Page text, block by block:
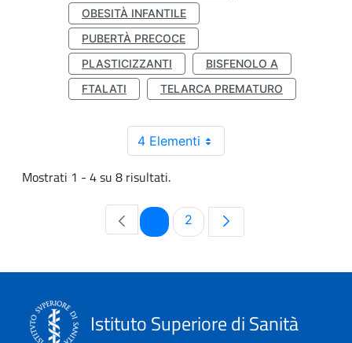
OBESITÀ INFANTILE
PUBERTÀ PRECOCE
PLASTICIZZANTI
BISFENOLO A
FTALATI
TELARCA PREMATURO
4 Elementi
Mostrati 1 - 4 su 8 risultati.
PaginaPagina
2
Istituto Superiore di Sanità